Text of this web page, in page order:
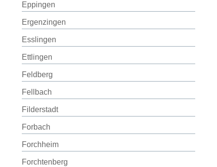
Eppingen
Ergenzingen
Esslingen
Ettlingen
Feldberg
Fellbach
Filderstadt
Forbach
Forchheim
Forchtenberg